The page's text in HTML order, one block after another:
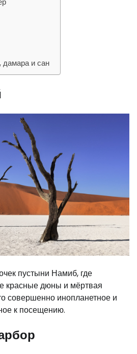
дамара и сан
пустыни Намиб, где
красные дюны и мёртвая
совершенно инопланетное и
к посещению.